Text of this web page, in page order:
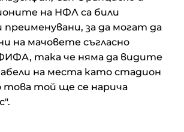
на НФЛ са били
за да могат да
на мачовете съгласно
така че няма да видите
на места като стадион
това той ще се нарича